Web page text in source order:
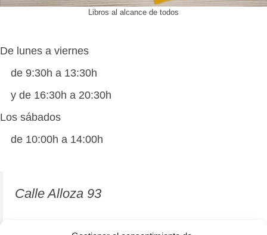
Libros al alcance de todos
De lunes a viernes
de 9:30h a 13:30h
y de 16:30h a 20:30h
Los sábados
de 10:00h a 14:00h
Calle Alloza 93